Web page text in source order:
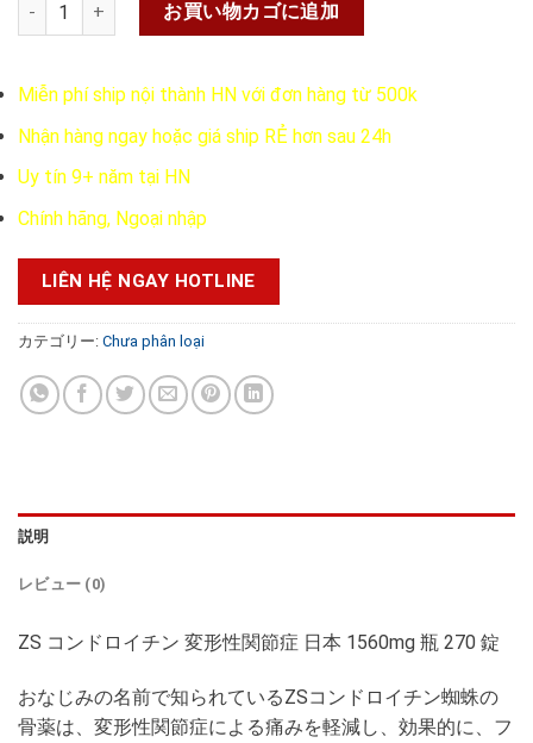
価
格
1.550.000 ₫
で
た。
の
価
は
1.350.000 ₫
お買い物カゴに追加
Miễn phí ship nội thành HN với đơn hàng từ 500k
Nhận hàng ngay hoặc giá ship RẺ hơn sau 24h
Uy tín 9+ năm tại HN
Chính hãng, Ngoại nhập
LIÊN HỆ NGAY HOTLINE
カテゴリー: Chưa phân loại
説明
レビュー (0)
ZS コンドロイチン 変形性関節症 日本 1560mg 瓶 270 錠
おなじみの名前で知られているZSコンドロイチン蜘蛛の
骨薬は、変形性関節症による痛みを軽減し、効果的に、フ